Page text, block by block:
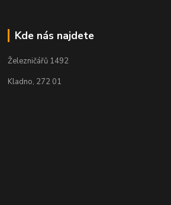
Kde nás najdete
Železničářů 1492
Kladno, 272 01